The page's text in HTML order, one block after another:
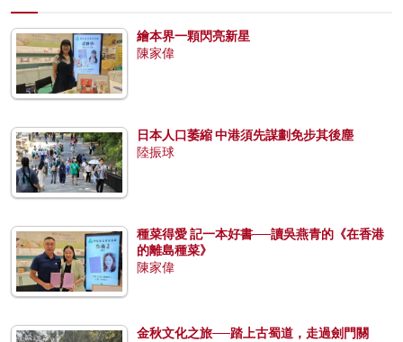
繪本界一顆閃亮新星
陳家偉
日本人口萎縮 中港須先謀劃免步其後塵
陸振球
種菜得愛 記一本好書──讀吳燕青的《在香港
的離島種菜》
陳家偉
金秋文化之旅──踏上古蜀道，走過劍門關